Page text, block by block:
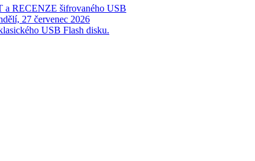
a RECENZE šifrovaného USB
27 červenec 2026
USB Flash disku.